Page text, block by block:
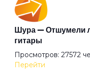
Гагарин
Гарь
Шура — Отшумели
гитары
Просмотров: 27572
Перейти